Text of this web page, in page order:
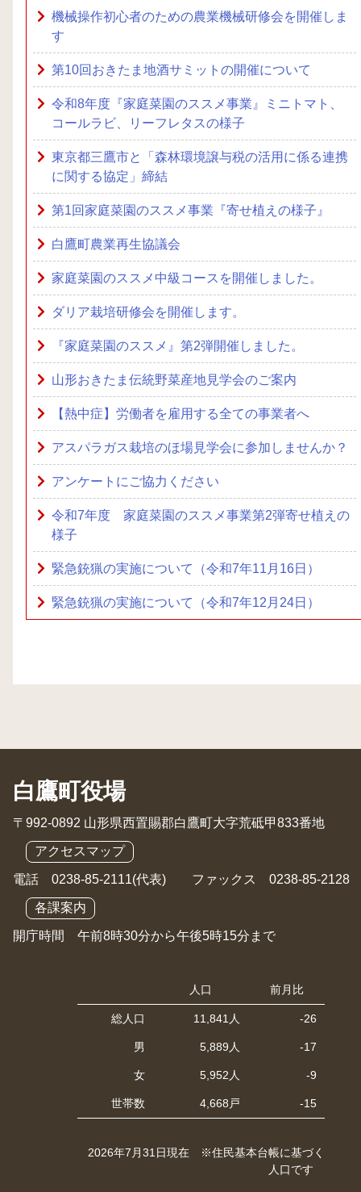
機械操作初心者のための農業機械研修会を開催しま
す
第10回おきたま地酒サミットの開催について
令和8年度『家庭菜園のススメ事業』ミニトマト、
コールラビ、リーフレタスの様子
東京都三鷹市と「森林環境譲与税の活用に係る連携
に関する協定」締結
第1回家庭菜園のススメ事業『寄せ植えの様子』
白鷹町農業再生協議会
家庭菜園のススメ中級コースを開催しました。
ダリア栽培研修会を開催します。
『家庭菜園のススメ』第2弾開催しました。
山形おきたま伝統野菜産地見学会のご案内
【熱中症】労働者を雇用する全ての事業者へ
アスパラガス栽培のほ場見学会に参加しませんか？
アンケートにご協力ください
令和7年度 家庭菜園のススメ事業第2弾寄せ植えの
様子
緊急銃猟の実施について（令和7年11月16日）
緊急銃猟の実施について（令和7年12月24日）
白鷹町役場
〒992-0892 山形県西置賜郡白鷹町大字荒砥甲833番地
アクセスマップ
電話 0238-85-2111(代表) ファックス 0238-85-2128
各課案内
開庁時間 午前8時30分から午後5時15分まで
人口 前月比
総人口 11,841人 -26
男 5,889人 -17
女 5,952人 -9
世帯数 4,668戸 -15
2026年7月31日現在 ※住民基本台帳に基づく
人口です